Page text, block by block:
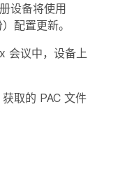
设备将使用
配置更新。
会议中，设备上
取的 PAC 文件